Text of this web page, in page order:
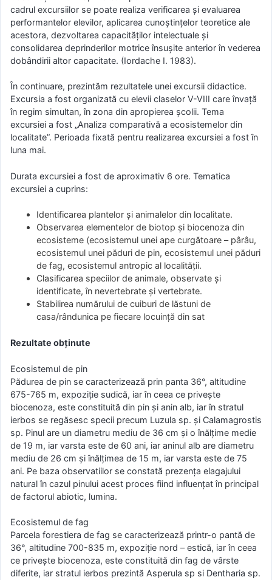
cadrul excursiilor se poate realiza verificarea şi evaluarea
performantelor elevilor, aplicarea cunoştinţelor teoretice ale
acestora, dezvoltarea capacităţilor intelectuale şi
consolidarea deprinderilor motrice însuşite anterior în vederea
dobândirii altor capacitate. (Iordache I. 1983).
În continuare, prezintăm rezultatele unei excursii didactice.
Excursia a fost organizată cu elevii claselor V-VIII care învaţă
în regim simultan, în zona din apropierea şcolii. Tema
excursiei a fost „Analiza comparativă a ecosistemelor din
localitate”. Perioada fixată pentru realizarea excursiei a fost în
luna mai.
Durata excursiei a fost de aproximativ 6 ore. Tematica
excursiei a cuprins:
Identificarea plantelor şi animalelor din localitate.
Observarea elementelor de biotop şi biocenoza din
ecosisteme (ecosistemul unei ape curgătoare – pârâu,
ecosistemul unei păduri de pin, ecosistemul unei păduri
de fag, ecosistemul antropic al localităţii.
Clasificarea speciilor de animale, observate şi
identificate, în nevertebrate şi vertebrate.
Stabilirea numărului de cuiburi de lăstuni de
casa/rândunica pe fiecare locuinţă din sat
Rezultate obținute
Ecosistemul de pin
Pădurea de pin se caracterizează prin panta 36°, altitudine
675-765 m, expoziție sudică, iar în ceea ce privește
biocenoza, este constituită din pin și anin alb, iar în stratul
ierbos se regăsesc specii precum Luzula sp. și Calamagrostis
sp. Pinul are un diametru mediu de 36 cm și o înălțime medie
de 19 m, iar varsta este de 60 ani, iar aninul alb are diametru
mediu de 26 cm și înălțimea de 15 m, iar varsta este de 75
ani. Pe baza observatiilor se constată prezența elagajului
natural în cazul pinului acest proces fiind influențat în principal
de factorul abiotic, lumina.
Ecosistemul de fag
Parcela forestiera de fag se caracterizează printr-o pantă de
36°, altitudine 700-835 m, expoziție nord – estică, iar în ceea
ce privește biocenoza, este constituită din fag de vârste
diferite, iar stratul ierbos prezintă Asperula sp si Dentharia sp.